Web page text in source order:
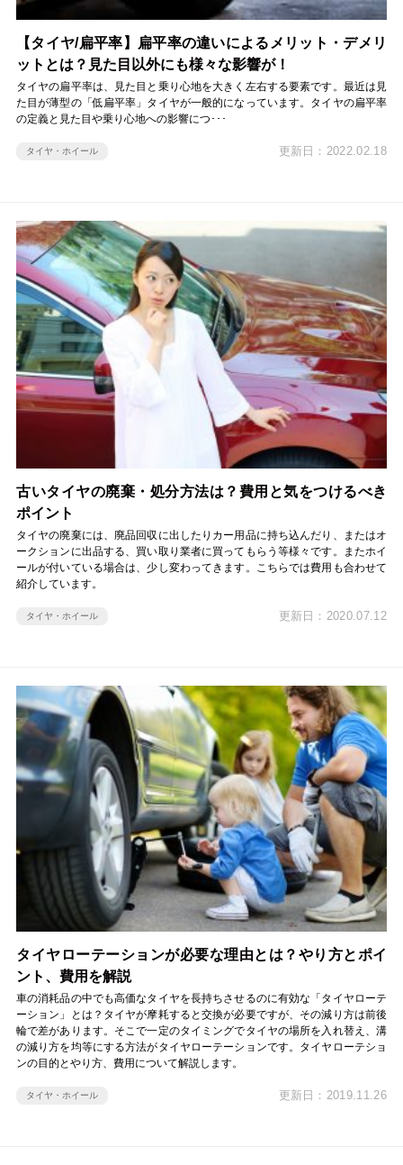
【タイヤ/扁平率】扁平率の違いによるメリット・デメリ
ットとは？見た目以外にも様々な影響が！
タイヤの扁平率は、見た目と乗り心地を大きく左右する要素です。最近は見
た目が薄型の「低扁平率」タイヤが一般的になっています。タイヤの扁平率
の定義と見た目や乗り心地への影響につ･･･
タイヤ・ホイール 更新日：2022.02.18
古いタイヤの廃棄・処分方法は？費用と気をつけるべき
ポイント
タイヤの廃棄には、廃品回収に出したりカー用品に持ち込んだり、またはオ
ークションに出品する、買い取り業者に買ってもらう等様々です。またホイ
ールが付いている場合は、少し変わってきます。こちらでは費用も合わせて
紹介しています。
タイヤ・ホイール 更新日：2020.07.12
タイヤローテーションが必要な理由とは？やり方とポイ
ント、費用を解説
車の消耗品の中でも高価なタイヤを長持ちさせるのに有効な「タイヤローテ
ーション」とは？タイヤが摩耗すると交換が必要ですが、その減り方は前後
輪で差があります。そこで一定のタイミングでタイヤの場所を入れ替え、溝
の減り方を均等にする方法がタイヤローテーションです。タイヤローテショ
ンの目的とやり方、費用について解説します。
タイヤ・ホイール 更新日：2019.11.26